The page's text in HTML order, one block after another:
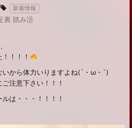
新着情報
裏 踏み活
！！！
いから体力いりますよね(´・ω・`)
注意下さい！！！
は・・・！！！！